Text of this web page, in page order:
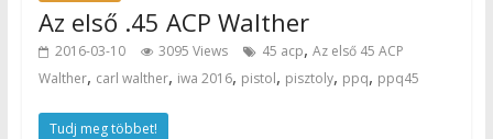
Az első .45 ACP Walther
2016-03-10 3095 Views 45 acp, Az első 45 ACP
Walther, carl walther, iwa 2016, pistol, pisztoly, ppq, ppq45
Tudj meg többet!